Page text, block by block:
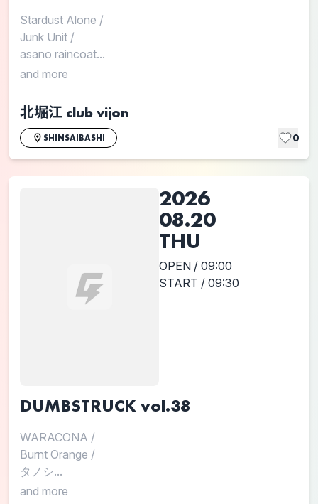
Stardust Alone /
Junk Unit /
asano raincoat...
and more
北堀江 club vijon
SHINSAIBASHI 0
2026
08.20
THU
OPEN / 09:00
START / 09:30
DUMBSTRUCK vol.38
WARACONA /
Burnt Orange /
タノシ...
and more